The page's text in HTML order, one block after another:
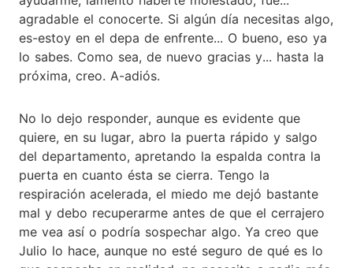
agradable el conocerte. Si algún día necesitas algo,
es-estoy en el depa de enfrente... O bueno, eso ya
lo sabes. Como sea, de nuevo gracias y... hasta la
próxima, creo. A-adiós.
No lo dejo responder, aunque es evidente que
quiere, en su lugar, abro la puerta rápido y salgo
del departamento, apretando la espalda contra la
puerta en cuanto ésta se cierra. Tengo la
respiración acelerada, el miedo me dejó bastante
mal y debo recuperarme antes de que el cerrajero
me vea así o podría sospechar algo. Ya creo que
Julio lo hace, aunque no esté seguro de qué es lo